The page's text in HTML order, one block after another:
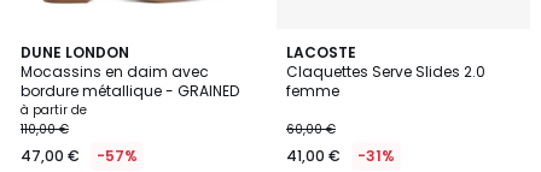
DUNE LONDON
Mocassins en daim avec
bordure métallique - GRAINED
à partir de
110,00 €
47,00 € -57%
2
Couleurs
LACOSTE
Claquettes Serve Slides 2.0
femme
60,00 €
41,00 € -31%